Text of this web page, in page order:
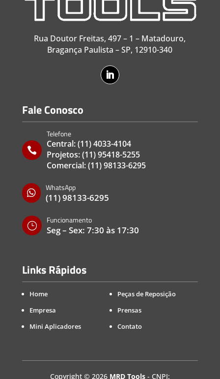
Rua Doutor Freitas, 497 – 1 – Matadouro,
Bragança Paulista – SP, 12910-340
Fale Conosco

Telefone
Central:(11) 4033-4104
Projetos:(11) 95418-5255
Comercial:(11) 98133-6295

WhatsApp
(11) 98133-6295
}
Funcionamento
Seg – Sex: 7:30 às 17:30
Links Rápidos
Home
Empresa
Mini Aplicadores
Peças de Reposição
Prensas
Contato
Copyright © 2026 MRD Tools- CNPJ: